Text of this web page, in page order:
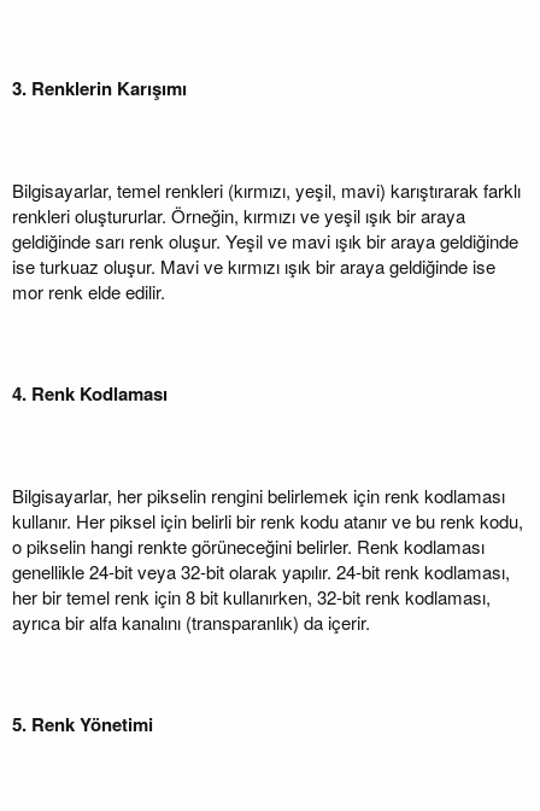
3. Renklerin Karışımı
Bilgisayarlar, temel renkleri (kırmızı, yeşil, mavi) karıştırarak farklı
renkleri oluştururlar. Örneğin, kırmızı ve yeşil ışık bir araya
geldiğinde sarı renk oluşur. Yeşil ve mavi ışık bir araya geldiğinde
ise turkuaz oluşur. Mavi ve kırmızı ışık bir araya geldiğinde ise
mor renk elde edilir.
4. Renk Kodlaması
Bilgisayarlar, her pikselin rengini belirlemek için renk kodlaması
kullanır. Her piksel için belirli bir renk kodu atanır ve bu renk kodu,
o pikselin hangi renkte görüneceğini belirler. Renk kodlaması
genellikle 24-bit veya 32-bit olarak yapılır. 24-bit renk kodlaması,
her bir temel renk için 8 bit kullanırken, 32-bit renk kodlaması,
ayrıca bir alfa kanalını (transparanlık) da içerir.
5. Renk Yönetimi